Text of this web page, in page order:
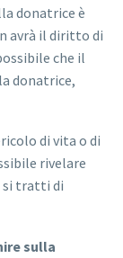
donatrice è
avrà il diritto di
che il
donatrice,
di vita o di
rivelare
si tratti di
sulla